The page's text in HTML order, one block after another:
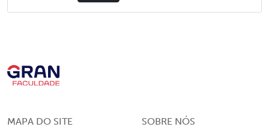
MAPA DO SITE SOBRE NÓS